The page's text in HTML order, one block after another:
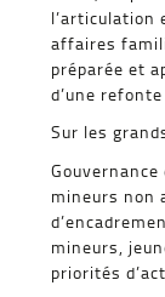
l’articulation
affaires
préparée et
d’une
Sur les
Gouvernance
mineurs non
mineurs,
priorités